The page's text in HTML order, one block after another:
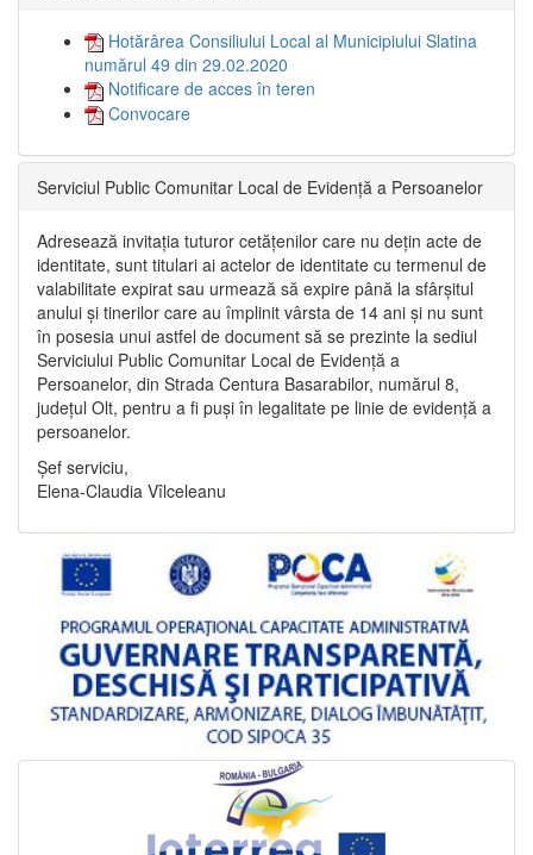
Hotărârea Consiliului Local al Municipiului Slatina
numărul 49 din 29.02.2020
Notificare de acces în teren
Convocare
Serviciul Public Comunitar Local de Evidență a Persoanelor
Adresează invitația tuturor cetățenilor care nu dețin acte de
identitate, sunt titulari ai actelor de identitate cu termenul de
valabilitate expirat sau urmează să expire până la sfârșitul
anului și tinerilor care au împlinit vârsta de 14 ani și nu sunt
în posesia unui astfel de document să se prezinte la sediul
Serviciului Public Comunitar Local de Evidență a
Persoanelor, din Strada Centura Basarabilor, numărul 8,
județul Olt, pentru a fi puși în legalitate pe linie de evidență a
persoanelor.
Șef serviciu,
Elena-Claudia Vîlceleanu